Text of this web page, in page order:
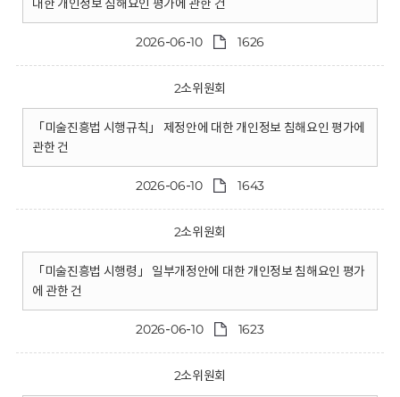
대한 개인정보 침해요인 평가에 관한 건
2026-06-10 1626
2소위원회
「미술진흥법 시행규칙」 제정안에 대한 개인정보 침해요인 평가에
관한 건
2026-06-10 1643
2소위원회
「미술진흥법 시행령」 일부개정안에 대한 개인정보 침해요인 평가
에 관한 건
2026-06-10 1623
2소위원회